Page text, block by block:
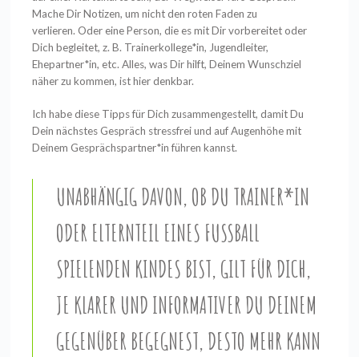
Mache Dir Notizen, um nicht den roten Faden zu
verlieren. Oder eine Person, die es mit Dir vorbereitet oder
Dich begleitet, z. B. Trainerkollege*in, Jugendleiter,
Ehepartner*in, etc. Alles, was Dir hilft, Deinem Wunschziel
näher zu kommen, ist hier denkbar.
Ich habe diese Tipps für Dich zusammengestellt, damit Du
Dein nächstes Gespräch stressfrei und auf Augenhöhe mit
Deinem Gesprächspartner*in führen kannst.
UNABHÄNGIG DAVON, OB DU TRAINER*IN
ODER ELTERNTEIL EINES FUSSBALL S
PIELENDEN KINDES BIST, GILT FÜR DICH, J
E KLARER UND INFORMATIVER DU DEINEM G
EGENÜBER BEGEGNEST, DESTO MEHR KANN E